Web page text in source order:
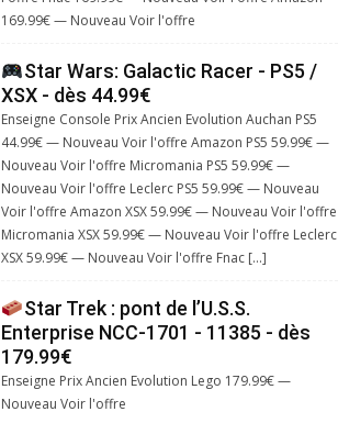
169.99€ — Nouveau Voir l'offre
Star Wars: Galactic Racer - PS5 /
XSX - dès 44.99€
Enseigne Console Prix Ancien Evolution Auchan PS5
44.99€ — Nouveau Voir l'offre Amazon PS5 59.99€ —
Nouveau Voir l'offre Micromania PS5 59.99€ —
Nouveau Voir l'offre Leclerc PS5 59.99€ — Nouveau
Voir l'offre Amazon XSX 59.99€ — Nouveau Voir l'offre
Micromania XSX 59.99€ — Nouveau Voir l'offre Leclerc
XSX 59.99€ — Nouveau Voir l'offre Fnac […]
Star Trek : pont de l’U.S.S.
Enterprise NCC-1701 - 11385 - dès
179.99€
Enseigne Prix Ancien Evolution Lego 179.99€ —
Nouveau Voir l'offre